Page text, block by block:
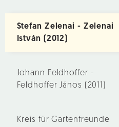
Stefan Zelenai - Zelenai
István (2012)
Johann Feldhoffer -
Feldhoffer János (2011)
Kreis für Gartenfreunde